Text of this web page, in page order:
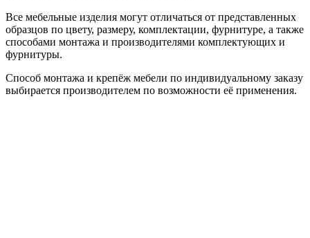
Все мебельные изделия могут отличаться от представленных
образцов по цвету, размеру, комплектации, фурнитуре, а также
способами монтажа и производителями комплектующих и
фурнитуры.
Способ монтажа и крепёж мебели по индивидуальному заказу
выбирается производителем по возможности её применения.